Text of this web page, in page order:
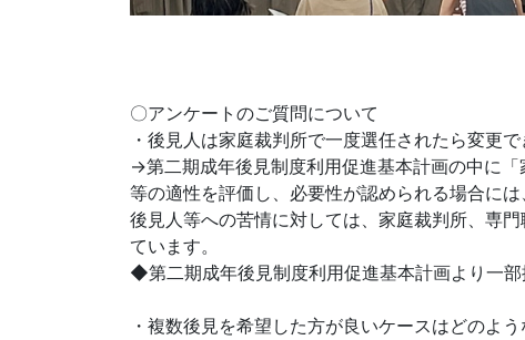
〇アンケートのご質問について
・後見人は家庭裁判所で一度選任されたら変更
→第二期成年後見制度利用促進基本計画の中に
等の適性を評価し、必要性が認められる場合に
後見人等への苦情に対しては、家庭裁判所、専
ています。
◆第二期成年後見制度利用促進基本計画より一部
・複数後見を希望した方が良いケースはどのよう